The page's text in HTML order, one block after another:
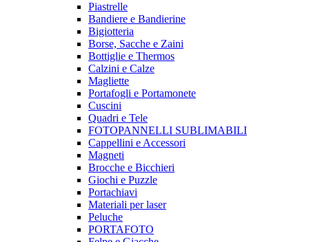
Piastrelle
Bandiere e Bandierine
Bigiotteria
Borse, Sacche e Zaini
Bottiglie e Thermos
Calzini e Calze
Magliette
Portafogli e Portamonete
Cuscini
Quadri e Tele
FOTOPANNELLI SUBLIMABILI
Cappellini e Accessori
Magneti
Brocche e Bicchieri
Giochi e Puzzle
Portachiavi
Materiali per laser
Peluche
PORTAFOTO